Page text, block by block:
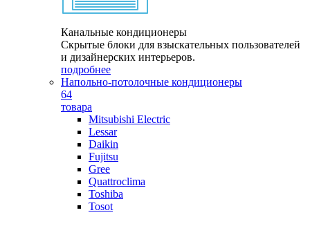
Канальные кондиционеры
Скрытые блоки для взыскательных пользователей
и дизайнерских интерьеров.
подробнее
Напольно-потолочные кондиционеры
64
товара
Mitsubishi Electric
Lessar
Daikin
Fujitsu
Gree
Quattroclima
Toshiba
Tosot